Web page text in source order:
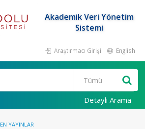
Akademik Veri Yönetim
Sistemi
Araştırmacı Girişi English
Detaylı Arama
YAYINLAR